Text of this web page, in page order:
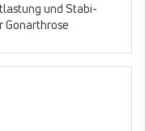
und Stabi­
Gonarthrose